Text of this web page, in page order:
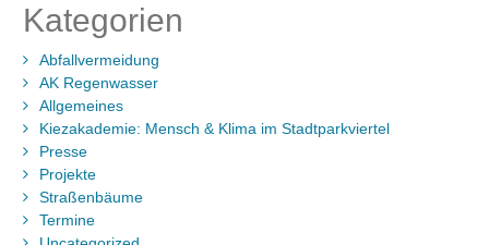
Kategorien
Abfallvermeidung
AK Regenwasser
Allgemeines
Kiezakademie: Mensch & Klima im Stadtparkviertel
Presse
Projekte
Straßenbäume
Termine